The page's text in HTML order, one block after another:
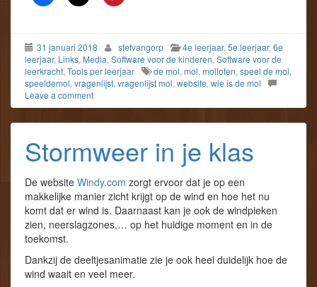
31 januari 2018 stefvangorp 4e leerjaar, 5e leerjaar, 6e
leerjaar, Links, Media, Software voor de kinderen, Software voor de
leerkracht, Tools per leerjaar de mol, mol, molloten, speel de mol,
speeldemol, vragenlijst, vragenlijst mol, website, wie is de mol
Leave a comment
Stormweer in je klas
De website Windy.com zorgt ervoor dat je op een
makkelijke manier zicht krijgt op de wind en hoe het nu
komt dat er wind is. Daarnaast kan je ook de windpieken
zien, neerslagzones,… op het huidige moment en in de
toekomst.
Dankzij de deeltjesanimatie zie je ook heel duidelijk hoe de
wind waait en veel meer.